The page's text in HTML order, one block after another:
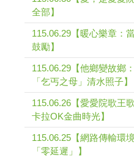
全部】
115.06.29【暖心樂章：
鼓勵】
115.06.29【他鄉變故鄉
「乞丐之母」清水照子】
115.06.26【愛愛院歌王
卡拉OK金曲時光】
115.06.25【網路傳輸環
「零延遲」】